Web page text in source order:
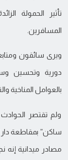
تأثير الحمولة
المسافرين.
ويرى سائقون
دورية وتحسين
بالعوامل المناخية
ولم تقتصر
ساكن” بمقاطعة دار
مصادر ميدانية إنه